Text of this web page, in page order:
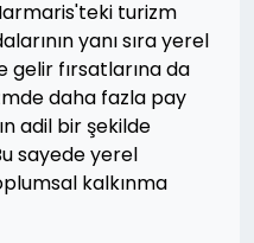
turizm
yanı sıra yerel
gelir fırsatlarına da
daha fazla pay
adil bir şekilde
sayede yerel
kalkınma